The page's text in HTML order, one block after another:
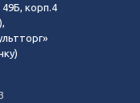
корп.4